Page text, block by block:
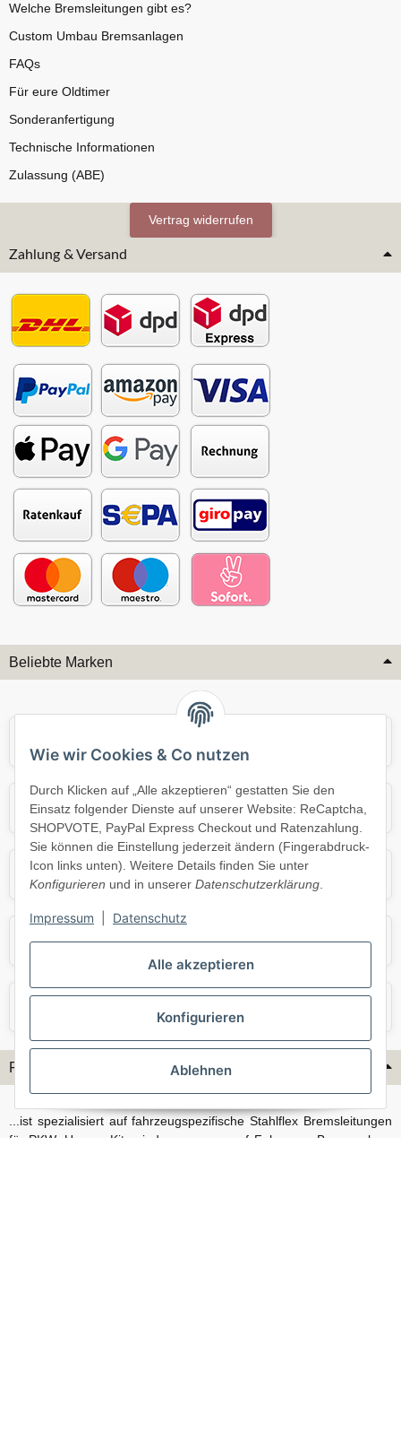
Alle akzeptieren
Konfigurieren
Ablehnen
Wie wir Cookies & Co nutzen
Durch Klicken auf „Alle akzeptieren“ gestatten Sie den
Einsatz folgender Dienste auf unserer Website: ReCaptcha,
SHOPVOTE, PayPal Express Checkout und Ratenzahlung.
Sie können die Einstellung jederzeit ändern (Fingerabdruck-
Icon links unten). Weitere Details finden Sie unter
Konfigurieren und in unserer Datenschutzerklärung.
Impressum Datenschutz
Welche Bremsleitungen gibt es?
Custom Umbau Bremsanlagen
FAQs
Für eure Oldtimer
Sonderanfertigung
Technische Informationen
Zulassung (ABE)
Vertrag widerrufen
Zahlung & Versand
Beliebte Marken
Mercedes Mini
Opel Porsche
Skoda Smart
Flex-Hydraulik...
...ist spezialisiert auf fahrzeugspezifische Stahlflex Bremsleitungen
für PKW. Unsere Kits sind passgenau auf Fahrzeug, Bremsanlage